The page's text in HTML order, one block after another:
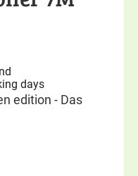
days
edition - Das